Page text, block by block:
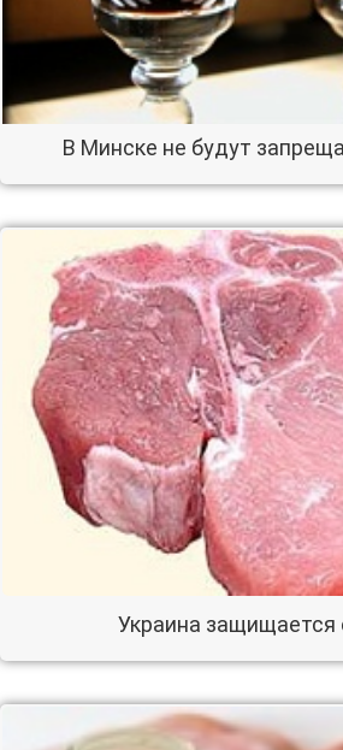
В Минске не будут
Украина защищается